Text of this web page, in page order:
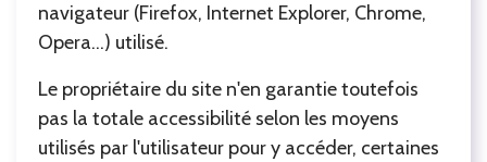
navigateur (Firefox, Internet Explorer, Chrome,
Opera...) utilisé.
Le propriétaire du site n'en garantie toutefois
pas la totale accessibilité selon les moyens
utilisés par l'utilisateur pour y accéder, certaines